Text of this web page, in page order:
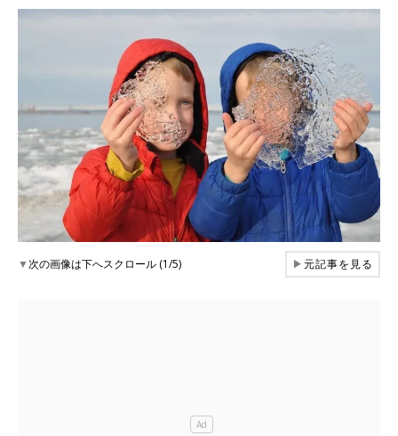
▼次の画像は下へスクロール (1/5) ▶元記事を見る